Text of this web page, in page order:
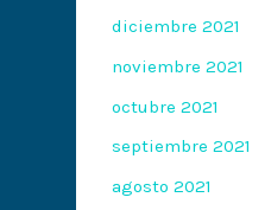
diciembre 2021
noviembre 2021
octubre 2021
septiembre 2021
agosto 2021